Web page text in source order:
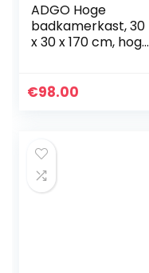
ADGO Hoge
badkamerkast, 30
x 30 x 170 cm, hoge
badkamerrek,
€98.00